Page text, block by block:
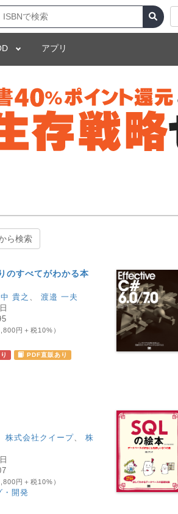
アプリ
ら検索
のすべてがわかる本
貴之 、 渡邉 一夫
円＋税10%）
PDF直販あり
株式会社クイープ、 株
円＋税10%）
・開発